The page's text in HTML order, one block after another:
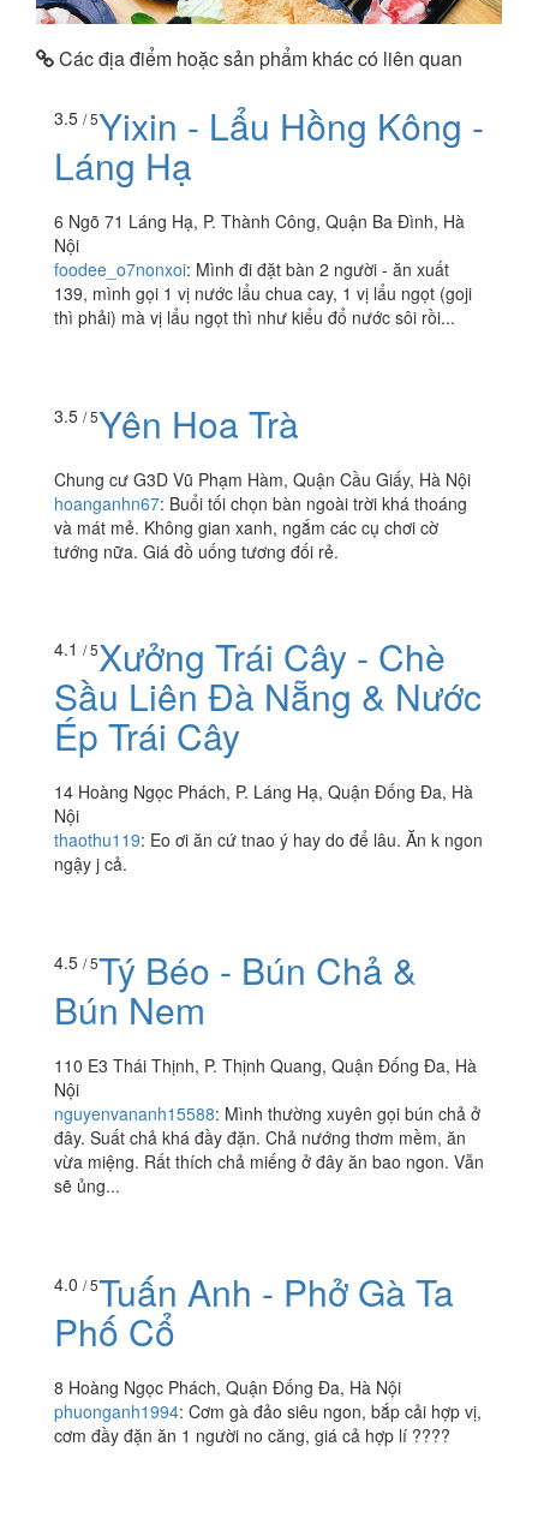
Các địa điểm hoặc sản phẩm khác có liên quan
3.5 / 5Yixin - Lẩu Hồng Kông -
Láng Hạ
6 Ngõ 71 Láng Hạ, P. Thành Công, Quận Ba Đình, Hà
Nội
foodee_o7nonxoi: Mình đi đặt bàn 2 người - ăn xuất
139, mình gọi 1 vị nước lẩu chua cay, 1 vị lẩu ngọt (goji
thì phải) mà vị lẩu ngọt thì như kiểu đổ nước sôi rồi...
3.5/ 5Yên Hoa Trà
và mát mẻ. Không gian xanh, ngắm các cụ chơi cờ
tướng nữa. Giá đồ uống tương đối rẻ.
4.1/ 5 Xưởng Trái Cây - Chè
Sầu Liên Đà Nẵng & Nước
Ép Trái Cây
ngậy j cả.
4.5 / 5Tý Béo - Bún Chả &
Bún Nem
110 E3 Thái Thịnh, P. Thịnh Quang, Quận Đống Đa, Hà
Nội
vừa miệng. Rất thích chả miếng ở đây ăn bao ngon. Vẫn
sẽ ủng...
4.0/ 5Tuấn Anh - Phở Gà Ta
Phố Cổ